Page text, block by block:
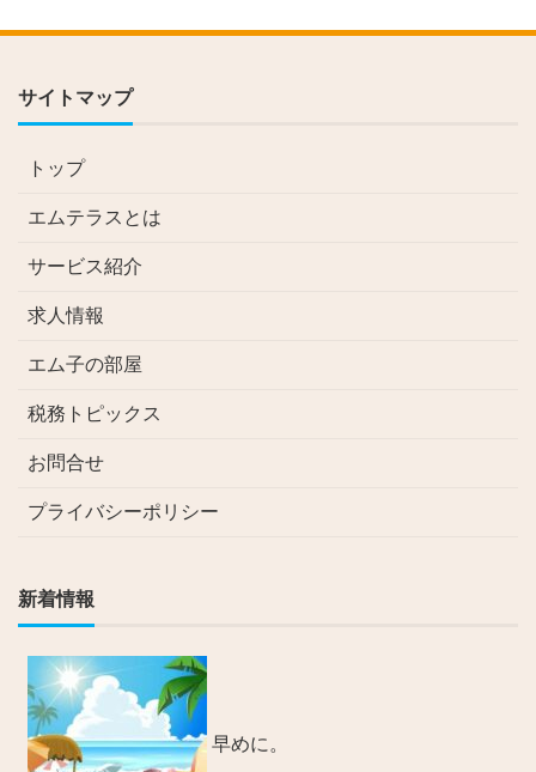
サイトマップ
トップ
エムテラスとは
サービス紹介
求人情報
エム子の部屋
税務トピックス
お問合せ
プライバシーポリシー
新着情報
早めに。